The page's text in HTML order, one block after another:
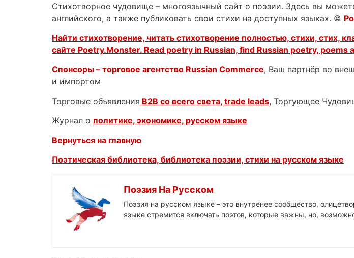
Стихотворное чудовище – многоязычный сайт о поэзии. Здесь вы
английского, а также публиковать свои стихи на доступных языках. ©
Найти стихотворение, читать стихотворение полностью, стихи, стих,
сайте Poetry.Monster. Read poetry in Russian, find Russian poetry, poems
Спонсоры – торговое агентство Russian Commerce, Ваш партнёр во
и импортом
Торговые объявления B2B со всего света, trade leads, Торгующее
Журнал о политике, экономике, русском языке
Вернуться на главную
Поэтическая библиотека, библиотека поэзии, стихи на русском языке
Поэзия На Русском
Поэзия на русском языке – это внутренее сообщество,
языке стремится включать поэтов, которые важны, но,